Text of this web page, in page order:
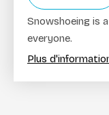
Snowshoeing is
everyone.
Plus